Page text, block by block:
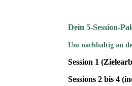
Dein 5-Session-
Um nachhaltig an
Session 1
Sessions 2 bis 4